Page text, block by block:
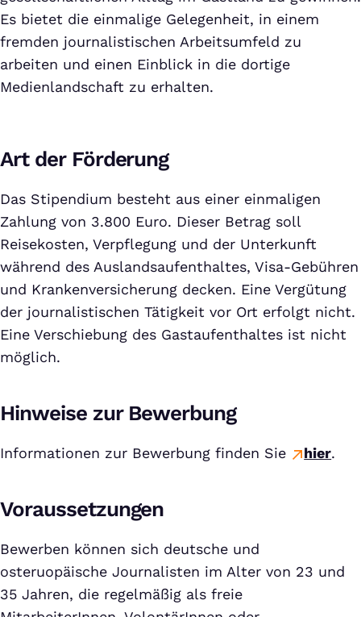
Es bietet die einmalige Gelegenheit, in einem
fremden journalistischen Arbeitsumfeld zu
arbeiten und einen Einblick in die dortige
Medienlandschaft zu erhalten.
Art der Förderung
Das Stipendium besteht aus einer einmaligen
Zahlung von 3.800 Euro. Dieser Betrag soll
Reisekosten, Verpflegung und der Unterkunft
während des Auslandsaufenthaltes, Visa-Gebühren
und Krankenversicherung decken. Eine Vergütung
der journalistischen Tätigkeit vor Ort erfolgt nicht.
Eine Verschiebung des Gastaufenthaltes ist nicht
möglich.
Hinweise zur Bewerbung
Informationen zur Bewerbung finden Sie hier.
Voraussetzungen
Bewerben können sich deutsche und
osteruopäische Journalisten im Alter von 23 und
35 Jahren, die regelmäßig als freie